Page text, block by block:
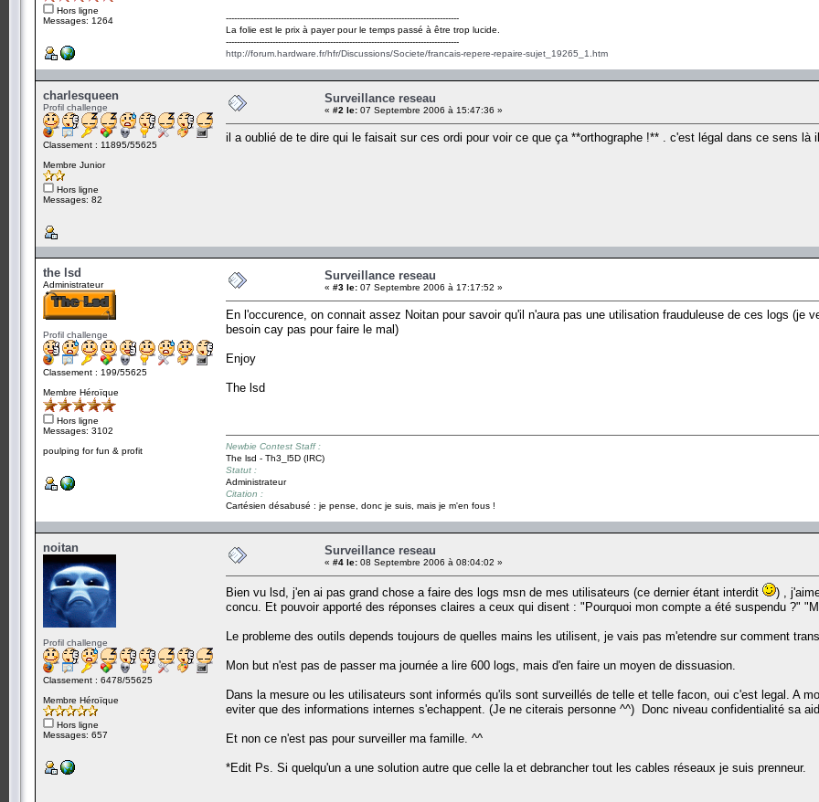
Hors ligne
Messages: 1264
-------------------------------------------------------------------------------------
La folie est le prix à payer pour le temps passé à être trop lucide.
-------------------------------------------------------------------------------------
http://forum.hardware.fr/hfr/Discussions/Societe/francais-repere-repaire-sujet_19265_1.htm
charlesqueen
Profil challenge
Classement : 11895/55625
Membre Junior
Hors ligne
Messages: 82
Surveillance reseau
« #2 le: 07 Septembre 2006 à 15:47:36 »
il a oublié de te dire qui le faisait sur ces ordi pour voir ce que ça **orthographe !** . c'est légal dans ce sens là
the lsd
Administrateur
Profil challenge
Classement : 199/55625
Membre Héroïque
Hors ligne
Messages: 3102
poulping for fun & profit
Surveillance reseau
« #3 le: 07 Septembre 2006 à 17:17:52 »
En l'occurence, on connait assez Noitan pour savoir qu'il n'aura pas une utilisation frauduleuse de ces logs (je
besoin cay pas pour faire le mal)
Enjoy
The lsd
Newbie Contest Staff :
The lsd - Th3_l5D (IRC)
Statut :
Administrateur
Citation :
Cartésien désabusé : je pense, donc je suis, mais je m'en fous !
noitan
Profil challenge
Classement : 6478/55625
Membre Héroïque
Hors ligne
Messages: 657
Surveillance reseau
« #4 le: 08 Septembre 2006 à 08:04:02 »
Bien vu lsd, j'en ai pas grand chose a faire des logs msn de mes utilisateurs (ce dernier étant interdit
) ,
concu. Et pouvoir apporté des réponses claires a ceux qui disent : "Pourquoi mon compte a été suspendu ?"
Le probleme des outils depends toujours de quelles mains les utilisent, je vais pas m'etendre sur comment
Mon but n'est pas de passer ma journée a lire 600 logs, mais d'en faire un moyen de dissuasion.
Dans la mesure ou les utilisateurs sont informés qu'ils sont surveillés de telle et telle facon, oui c'est legal. A
eviter que des informations internes s'echappent. (Je ne citerais personne ^^) Donc niveau confidentialité sa
Et non ce n'est pas pour surveiller ma famille. ^^
*Edit Ps. Si quelqu'un a une solution autre que celle la et debrancher tout les cables réseaux je suis prenneur.